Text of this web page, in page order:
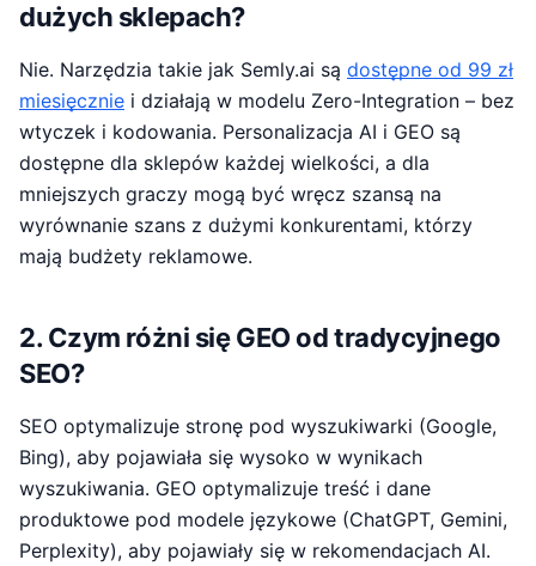
dużych sklepach?
Nie. Narzędzia takie jak Semly.ai są dostępne od 99 zł
miesięcznie i działają w modelu Zero-Integration – bez
wtyczek i kodowania. Personalizacja AI i GEO są
dostępne dla sklepów każdej wielkości, a dla
mniejszych graczy mogą być wręcz szansą na
wyrównanie szans z dużymi konkurentami, którzy
mają budżety reklamowe.
2. Czym różni się GEO od tradycyjnego
SEO?
SEO optymalizuje stronę pod wyszukiwarki (Google,
Bing), aby pojawiała się wysoko w wynikach
wyszukiwania. GEO optymalizuje treść i dane
produktowe pod modele językowe (ChatGPT, Gemini,
Perplexity), aby pojawiały się w rekomendacjach AI.